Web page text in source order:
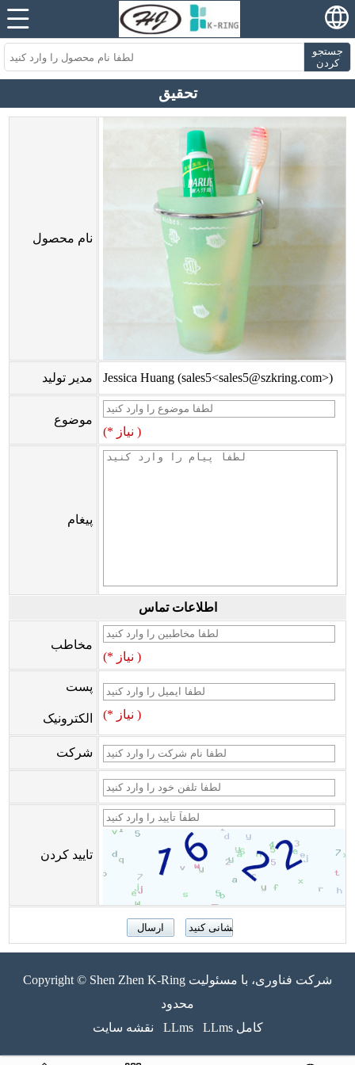
جستجو
کردن
تحقیق
نام محصول
مدیر تولید Jessica Huang (sales5<sales5@szkring.com>)
موضوع
(* نیاز )
پیغام
اطلاعات تماس
مخاطب
(* نیاز )
پست
الکترونیک (* نیاز )
شرکت
تایید کردن
Copyright © Shen Zhen K-Ring شرکت فناوری، با مسئولیت
محدود
نقشه سایت
LLms LLms کامل